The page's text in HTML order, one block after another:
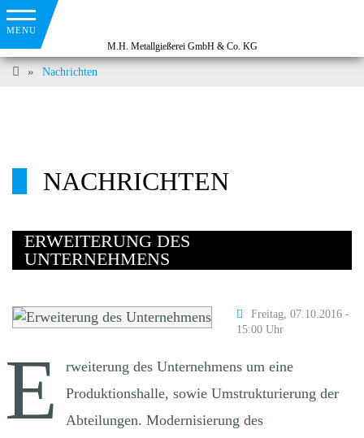
Nachrichten
NACHRICHTEN
ERWEITERUNG DES
UNTERNEHMENS
Freitag, 07.10.2016 -
15:00 Uhr
E
rweiterung des Unternehmens um eine
Produktionshalle, sowie Umstrukturierung der
Abteilungen. Modernisierung des